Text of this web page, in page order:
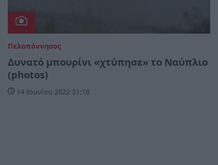
Πελοπόννησος
Δυνατό μπουρίνι «χτύπησε» το Ναύπλιο
(photos)
14 Ιουνίου 2022 21:18